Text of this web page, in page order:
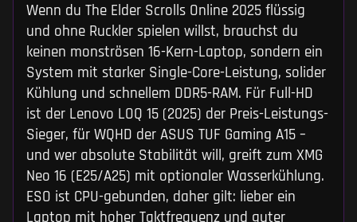
Wenn du The Elder Scrolls Online 2025 flüssig
und ohne Ruckler spielen willst, brauchst du
keinen monströsen 16-Kern-Laptop, sondern ein
System mit starker Single-Core-Leistung, solider
Kühlung und schnellem DDR5-RAM. Für Full-HD
ist der Lenovo LOQ 15 (2025) der Preis-Leistungs-
Sieger, für WQHD der ASUS TUF Gaming A15 –
und wer absolute Stabilität will, greift zum XMG
Neo 16 (E25/A25) mit optionaler Wasserkühlung.
ESO ist CPU-gebunden, daher gilt: lieber ein
Laptop mit hoher Taktfrequenz und guter